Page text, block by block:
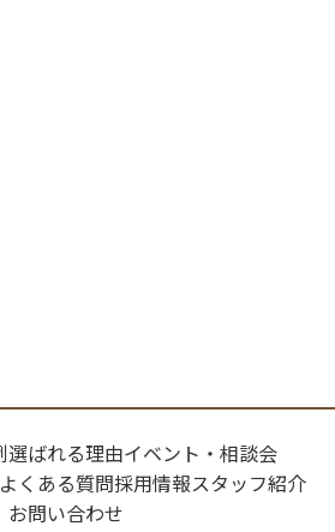
選ばれる理由イベント・相談会
くある質問採用情報スタッフ紹介
お問い合わせ